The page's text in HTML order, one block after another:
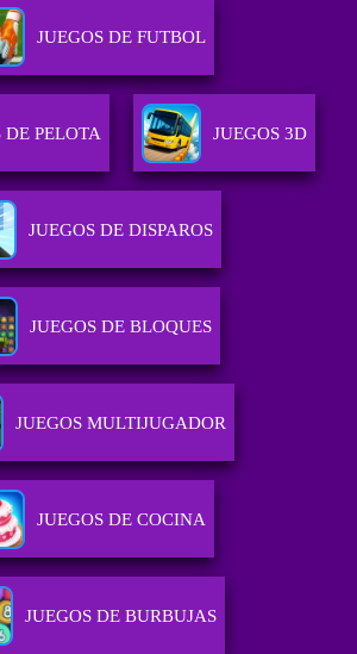
JUEGOS DE FUTBOL
DE PELOTA JUEGOS 3D
JUEGOS DE DISPAROS
JUEGOS DE BLOQUES
JUEGOS MULTIJUGADOR
JUEGOS DE COCINA
JUEGOS DE BURBUJAS